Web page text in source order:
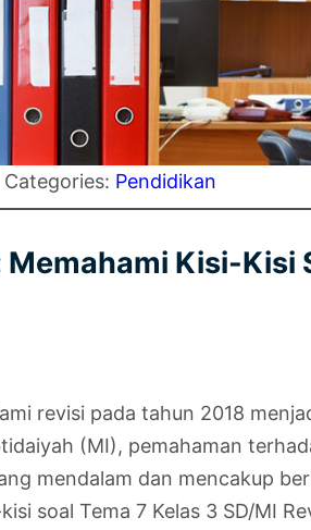
Categories: Pendidikan
Kisi-Kisi
revisi pada tahun 2018
(MI), pemahaman
mendalam dan mencakup
soal Tema 7 Kelas 3 SD/MI